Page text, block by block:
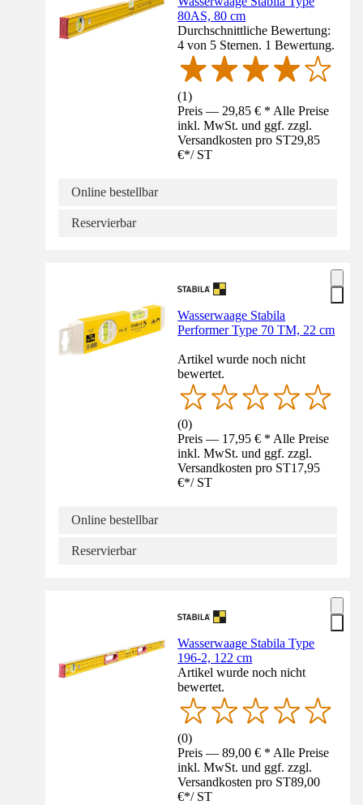
80AS, 80 cm
Durchschnittliche Bewertung:
4 von 5 Sternen. 1 Bewertung.
(1)
Preis — 29,85 € * Alle Preise
inkl. MwSt. und ggf. zzgl.
Versandkosten pro ST29,85
€*/ ST
Online bestellbar
Reservierbar
Wasserwaage Stabila
Performer Type 70 TM, 22 cm
Artikel wurde noch nicht
bewertet.
(0)
Preis — 17,95 € * Alle Preise
inkl. MwSt. und ggf. zzgl.
Versandkosten pro ST17,95
€*/ ST
Online bestellbar
Reservierbar
Wasserwaage Stabila Type
196-2, 122 cm
Artikel wurde noch nicht
bewertet.
(0)
Preis — 89,00 € * Alle Preise
inkl. MwSt. und ggf. zzgl.
Versandkosten pro ST89,00
€*/ ST